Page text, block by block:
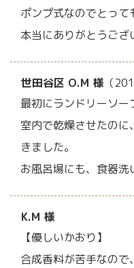
ポンプ式なのでとって
本当にありがとうござ
世田谷区 O.M 様 （
最初にランドリーソー
室内で乾燥させたの
きました。
お風呂場にも、食器洗
K.M 様
【優しいかおり】
合成香料が苦手なの